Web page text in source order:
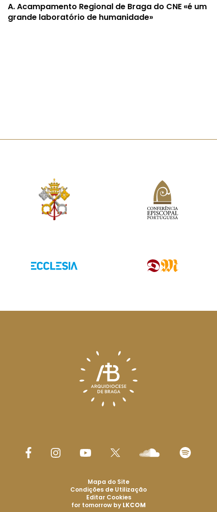
A.Acampamento Regional de Braga do CNE «é um
grande laboratório de humanidade»
Mapa do Site
Condições de Utilização
Editar Cookies
for tomorrow by LKCOM